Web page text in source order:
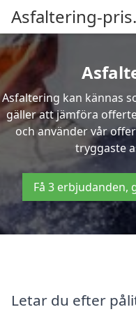
Asfaltering-
Asfaltering kan kännas
gäller att jämföra
och använder vår
tryggaste
Få 3
Letar du efter